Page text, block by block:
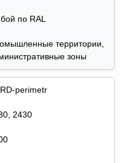
по RAL
территории,
зоны
perimetr
2430